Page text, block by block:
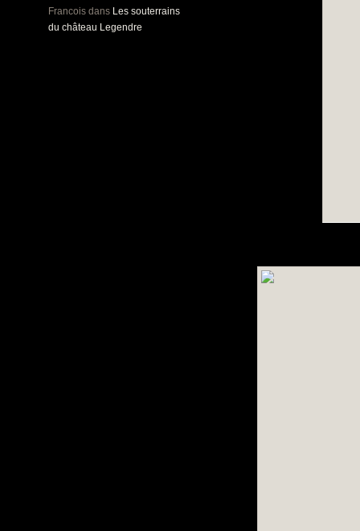
Francois dans Les souterrains
du château Legendre